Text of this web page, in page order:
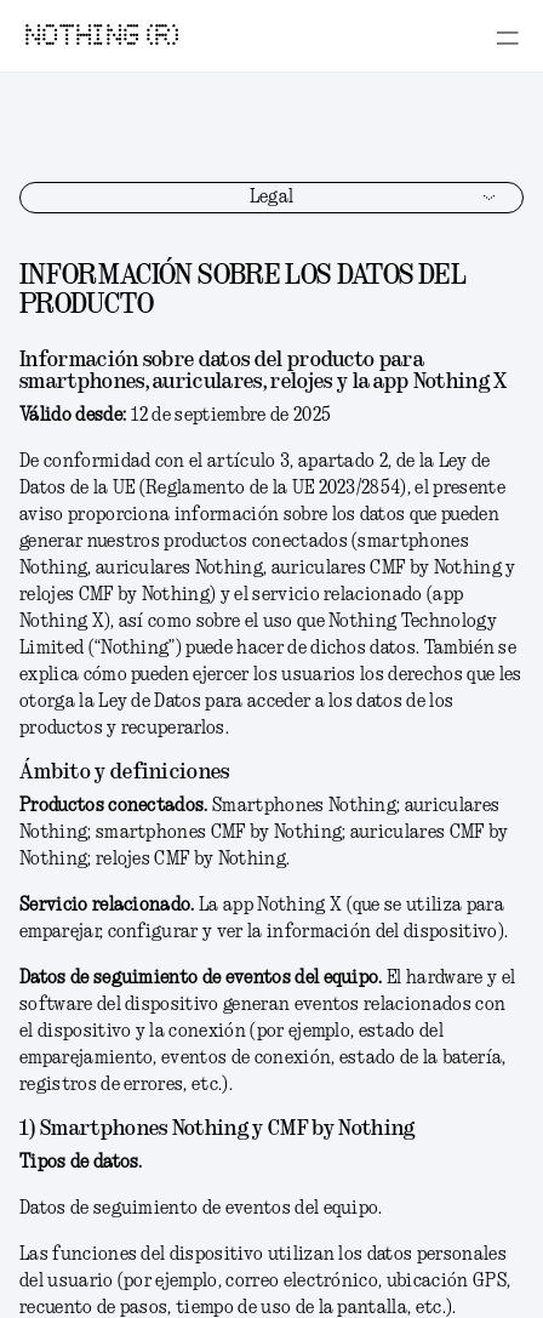
NOTHING (R)
Legal
INFORMACIÓN SOBRE LOS DATOS DEL
PRODUCTO
Información sobre datos del producto para
smartphones, auriculares, relojes y la app Nothing X
Válido desde: 12 de septiembre de 2025
De conformidad con el artículo 3, apartado 2, de la Ley de
Datos de la UE (Reglamento de la UE 2023/2854), el presente
aviso proporciona información sobre los datos que pueden
generar nuestros productos conectados (smartphones
Nothing, auriculares Nothing, auriculares CMF by Nothing y
relojes CMF by Nothing) y el servicio relacionado (app
Nothing X), así como sobre el uso que Nothing Technology
Limited (“Nothing”) puede hacer de dichos datos. También se
explica cómo pueden ejercer los usuarios los derechos que les
otorga la Ley de Datos para acceder a los datos de los
productos y recuperarlos.
Ámbito y definiciones
Productos conectados. Smartphones Nothing; auriculares
Nothing; smartphones CMF by Nothing; auriculares CMF by
Nothing; relojes CMF by Nothing.
Servicio relacionado. La app Nothing X (que se utiliza para
emparejar, configurar y ver la información del dispositivo).
Datos de seguimiento de eventos del equipo.El hardware y el
software del dispositivo generan eventos relacionados con
el dispositivo y la conexión (por ejemplo, estado del
emparejamiento, eventos de conexión, estado de la batería,
registros de errores, etc.).
1) Smartphones Nothing y CMF by Nothing
Tipos de datos.
Datos de seguimiento de eventos del equipo.
Las funciones del dispositivo utilizan los datos personales
del usuario (por ejemplo, correo electrónico, ubicación GPS,
recuento de pasos, tiempo de uso de la pantalla, etc.).